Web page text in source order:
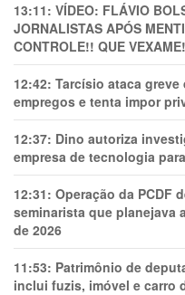
13:11: VÍDEO: FLÁVIO
JORNALISTAS APÓS
CONTROLE!! QUE
12:42: Tarcísio ataca
empregos e tenta impor
12:37: Dino autoriza
empresa de tecnologia
12:31: Operação da PCDF
seminarista que planejava
de 2026
11:53: Patrimônio de
inclui fuzis, imóvel e carro